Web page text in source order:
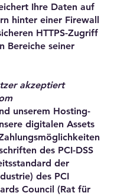
Ihre Daten auf
hinter einer Firewall
HTTPS-Zugriff
Bereiche seiner
akzeptiert
unserem Hosting-
digitalen Assets
des PCI-DSS
der
des PCI
Council (Rat für